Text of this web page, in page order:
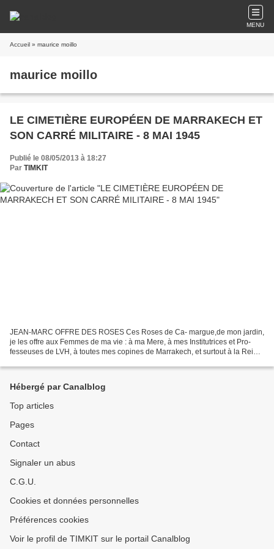
MENU
Accueil » maurice moillo
maurice moillo
LE CIMETIÈRE EUROPÉEN DE MARRAKECH ET
SON CARRÉ MILITAIRE - 8 MAI 1945
Publié le 08/05/2013 à 18:27
Par TIMKIT
JEAN-MARC OFFRE DES ROSES Ces Roses de Ca- margue,de mon jardin,
je les offre aux Femmes de ma vie : à ma Mere, à mes Institutrices et Pro-
fesseuses de LVH, à toutes mes copines de Marrakech, et surtout à la Reine
Hébergé par Canalblog
Top articles
Pages
Contact
Signaler un abus
C.G.U.
Cookies et données personnelles
Préférences cookies
Voir le profil de TIMKIT sur le portail Canalblog